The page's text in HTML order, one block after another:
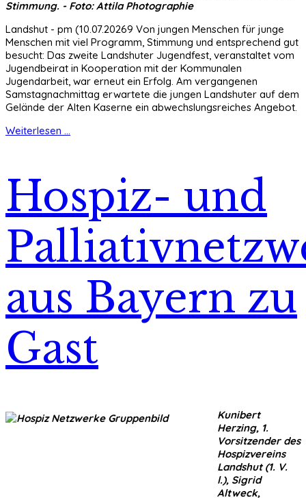
Stimmung. - Foto: Attila Photographie
Landshut - pm (10.07.20269 Von jungen Menschen für junge
Menschen mit viel Programm, Stimmung und entsprechend gut
besucht: Das zweite Landshuter Jugendfest, veranstaltet vom
Jugendbeirat in Kooperation mit der Kommunalen
Jugendarbeit, war erneut ein Erfolg. Am vergangenen
Samstagnachmittag erwartete die jungen Landshuter auf dem
Gelände der Alten Kaserne ein abwechslungsreiches Angebot.
Weiterlesen ...
Hospiz- und
aus Bayern zu
Gast
Kunibert
Herzing, 1.
Vorsitzender des
Hospizvereins
Landshut (1. V.
l.), Sigrid
Altweck,